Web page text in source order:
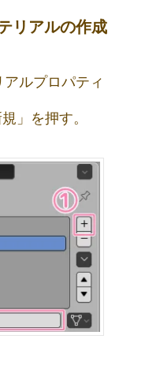
リアルの作成
ルプロパティ
」を押す。